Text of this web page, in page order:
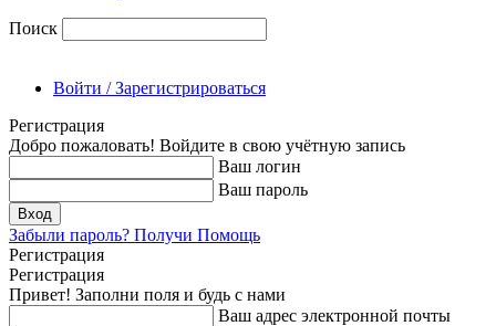
Поиск
Войти / Зарегистрироваться
Регистрация
Добро пожаловать! Войдите в свою учётную запись
Ваш логин
Ваш пароль
Забыли пароль? Получи Помощь
Регистрация
Регистрация
Привет! Заполни поля и будь с нами
Ваш адрес электронной почты